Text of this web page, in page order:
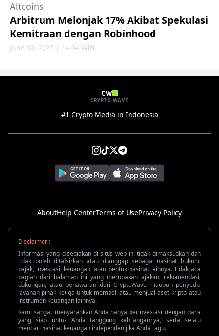
Altcoins
Arbitrum Melonjak 17% Akibat Spekulasi
Kemitraan dengan Robinhood
June 30, 2025 | 14:04 WIB
CW
CRYPTO WAVE
#1 Crypto Media in Indonesia
AboutHelp CenterTerms of UsePrivacy Policy
Disclaimer :
Informasi yang disediakan di situs web ini tidak dimaksudkan dan
tidak boleh ditafsirkan atau dianggap sebagai nasihat hukum,
pajak, investasi, keuangan, atau bentuk nasihat lainnya. Tidak ada
bagian dari halaman ini yang merupakan ajakan, rekomendasi,
dukungan, atau penawaran dari CryptoWave maupun penyedia
layanan pihak ketiga untuk membeli atau menjual aset kripto atau
instrumen keuangan lainnya.
Kami sangat menyarankan Anda hanya berinvestasi dengan dana
yang siap untuk Anda tanggung kehilangannya, serta selalu
mencari nasihat keuangan independen jika Anda ragu.